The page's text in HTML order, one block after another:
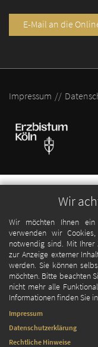
Wir
Wir möchten Ihnen ein
verwenden wir
notwendig sind. Mit
zur Anzeige externer
werden. Sie können
möchten. Bitte beachten
nicht mehr alle
Informationen finden Sie
Impressum
Datenschutzerklärung
Rechtliche Hinweise
E-Mail an die
Impressum